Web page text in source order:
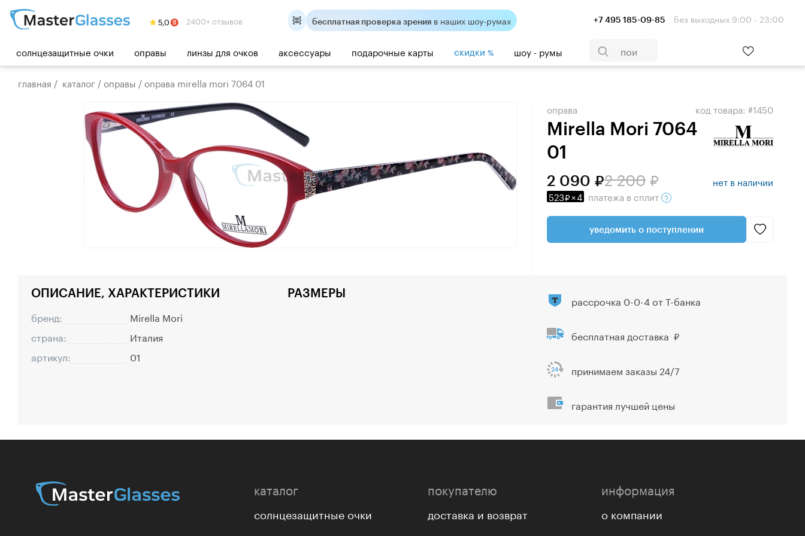
2400+ отзывов +7 495 185-09-85 без выходных 9:00 - 23:00
бесплатная проверка зрения в наших шоу-румах
солнцезащитные очки оправы линзы для очков аксессуары подарочные карты скидки % шоу - румы
главная / каталог /оправы /оправа mirella mori 7064 01
оправа
Mirella Mori 7064
01
код товара: #1450
2 200
2 090
523 ×4 платежа в сплит
нет в наличии
уведомить о поступлении
ОПИСАНИЕ, ХАРАКТЕРИСТИКИ
бренд:
Mirella Mori
страна:
Италия
артикул:
01
РАЗМЕРЫ
рассрочка 0-0-4 от Т-банка
бесплатная доставка
принимаем заказы 24/7
гарантия лучшей цены
каталог
солнцезащитные очки
покупателю
доставка и возврат
информация
о компании